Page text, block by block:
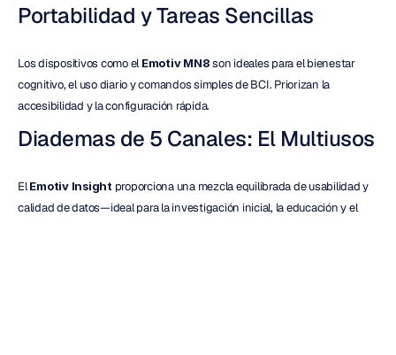
Portabilidad y Tareas Sencillas
Los dispositivos como el Emotiv MN8 son ideales para el bienestar
cognitivo, el uso diario y comandos simples de BCI. Priorizan la
accesibilidad y la configuración rápida.
Diademas de 5 Canales: El Multiusos
El Emotiv Insight proporciona una mezcla equilibrada de usabilidad y
calidad de datos—ideal para la investigación inicial, la educación y el